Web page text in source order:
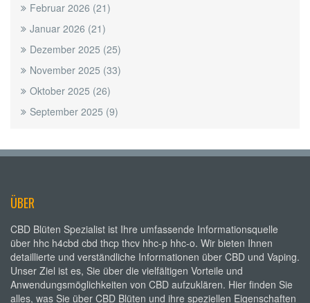
Februar 2026 (21)
Januar 2026 (21)
Dezember 2025 (25)
November 2025 (33)
Oktober 2025 (26)
September 2025 (9)
ÜBER
CBD Blüten Spezialist ist Ihre umfassende Informationsquelle
über hhc h4cbd cbd thcp thcv hhc-p hhc-o. Wir bieten Ihnen
detaillierte und verständliche Informationen über CBD und Vaping.
Unser Ziel ist es, Sie über die vielfältigen Vorteile und
Anwendungsmöglichkeiten von CBD aufzuklären. Hier finden Sie
alles, was Sie über CBD Blüten und ihre speziellen Eigenschaften